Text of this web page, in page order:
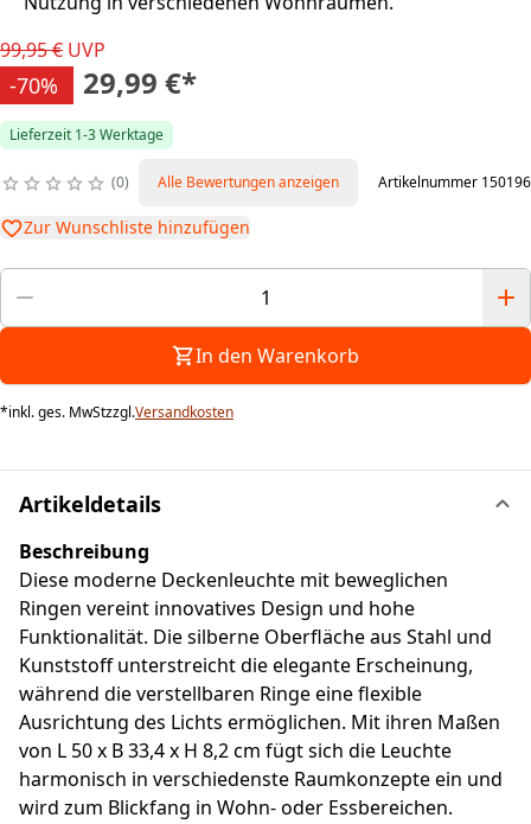
99,95 € UVP
-70% 29,99 €*
Lieferzeit 1-3 Werktage
0 Alle Bewertungen anzeigen Artikelnummer 150196
Zur Wunschliste hinzufügen
In den Warenkorb
*inkl. ges. MwStzzgl.Versandkosten
Artikeldetails
Beschreibung
Diese moderne Deckenleuchte mit beweglichen
Ringen vereint innovatives Design und hohe
Funktionalität. Die silberne Oberfläche aus Stahl und
Kunststoff unterstreicht die elegante Erscheinung,
während die verstellbaren Ringe eine flexible
Ausrichtung des Lichts ermöglichen. Mit ihren Maßen
von L 50 x B 33,4 x H 8,2 cm fügt sich die Leuchte
harmonisch in verschiedenste Raumkonzepte ein und
wird zum Blickfang in Wohn- oder Essbereichen.